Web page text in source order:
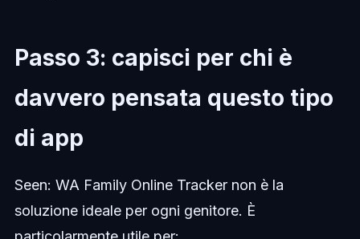
Passo 3: capisci per chi è
davvero pensata questo tipo
di app
Seen: WA Family Online Tracker non è la
soluzione ideale per ogni genitore. È